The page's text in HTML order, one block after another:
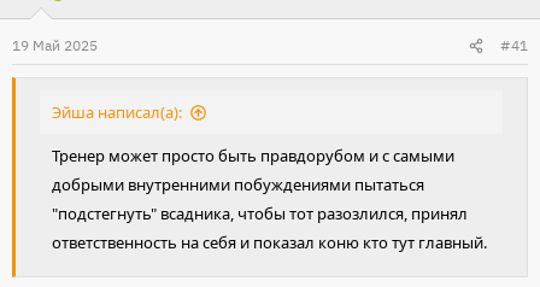
т
е
м
а
а
19 Май 2025 #41
Эйша написал(а):
Тренер может просто быть правдорубом и с самыми
добрыми внутренними побуждениями пытаться
"подстегнуть" всадника, чтобы тот разозлился, принял
ответственность на себя и показал коню кто тут главный.